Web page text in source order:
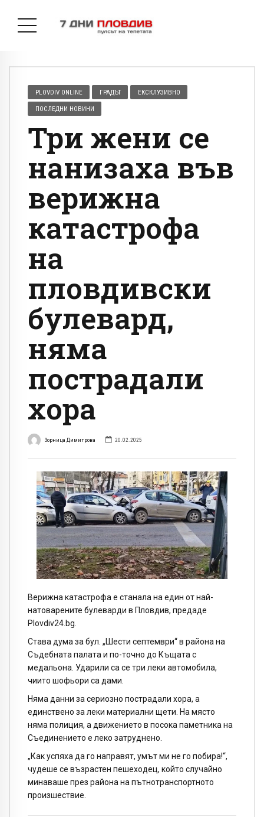
PLOVDIV ONLINE ГРАДЪТ ЕКСКЛУЗИВНО
ПОСЛЕДНИ НОВИНИ
Три жени се
нанизаха във
верижна
катастрофа
на
пловдивски
булевард,
няма
пострадали
хора
Зорница Димитрова 20.02.2025
Верижна катастрофа е станала на един от най-
натоварените булеварди в Пловдив, предаде
Plovdiv24.bg.
Става дума за бул. „Шести септември“ в района на
Съдебната палата и по-точно до Къщата с
медальона. Ударили са се три леки автомобила,
чиито шофьори са дами.
Няма данни за сериозно пострадали хора, а
единствено за леки материални щети. На място
няма полиция, а движението в посока паметника на
Съединението е леко затруднено.
„Как успяха да го направят, умът ми не го побира!“,
чудеше се възрастен пешеходец, който случайно
минаваше през района на пътнотранспортното
произшествие.